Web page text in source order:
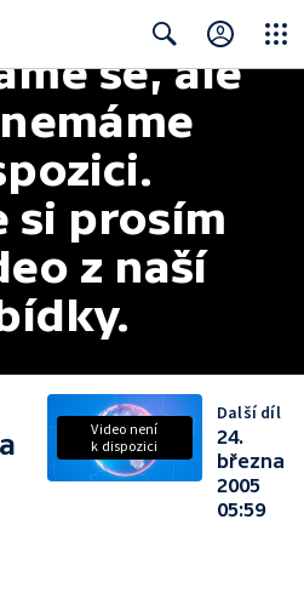
Search
se, ale
si prosím
z naší
Video není
k dispozici
Další díl
24.
března
2005
05:59